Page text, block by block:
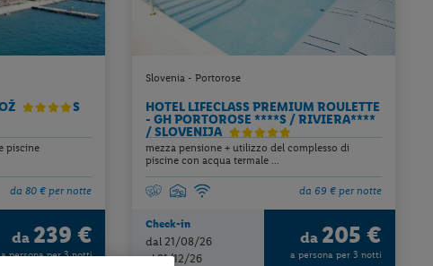
S
piscine
da 80 € per notte
da 239 €
a persona per 3 notti
Slovenia - Portorose
HOTEL LIFECLASS PREMIUM ROULETTE
- GH PORTOROSE ****S / RIVIERA****
/ SLOVENIJA
mezza pensione + utilizzo del complesso di
piscine con acqua termale ...
da 69 € per notte
Check-in
dal 21/08/26
al 21/12/26
da 205 €
a persona per 3 notti